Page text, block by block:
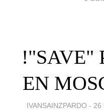
!"SAVE"
EN
IVANSAINZPARDO - 26